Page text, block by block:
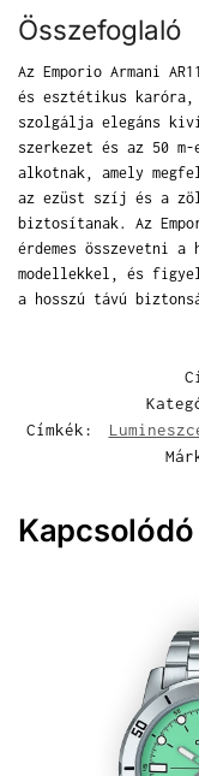
Összefoglaló
Az Emporio Armani
és esztétikus karóra,
szolgálja elegáns
szerkezet és az 50
alkotnak, amely
az ezüst szíj és a
biztosítanak. Az
érdemes összevetni a
modellekkel, és
a hosszú távú
Címkék: